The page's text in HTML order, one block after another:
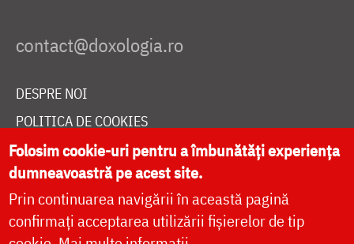
DESPRE NOI
POLITICA DE COOKIES
DONEAZĂ ONLINE PENTRU CATEDRALA NAȚIONALĂ
LIVE
Folosim cookie-uri pentru a îmbunătăți experiența
dumneavoastră pe acest site.
Prin continuarea navigării în această pagină
confirmați acceptarea utilizării fișierelor de tip